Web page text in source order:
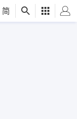
简